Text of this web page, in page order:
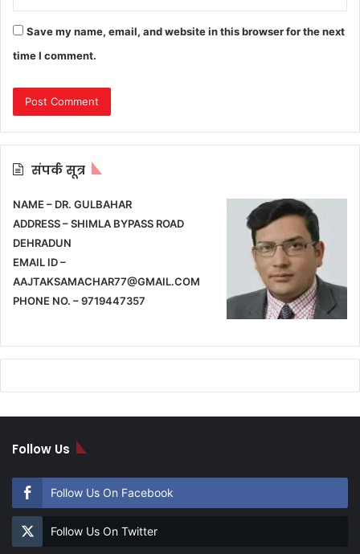
Save my name, email, and website in this browser for the next
time I comment.
संपर्क सूत्र
NAME – DR. GULBAHAR
ADDRESS – SHIMLA BYPASS ROAD
DEHRADUN
EMAIL ID –
AAJTAKSAMACHAR77@GMAIL.COM
PHONE NO. – 9719447357
Follow Us
Follow Us On Facebook
Follow Us On Twitter